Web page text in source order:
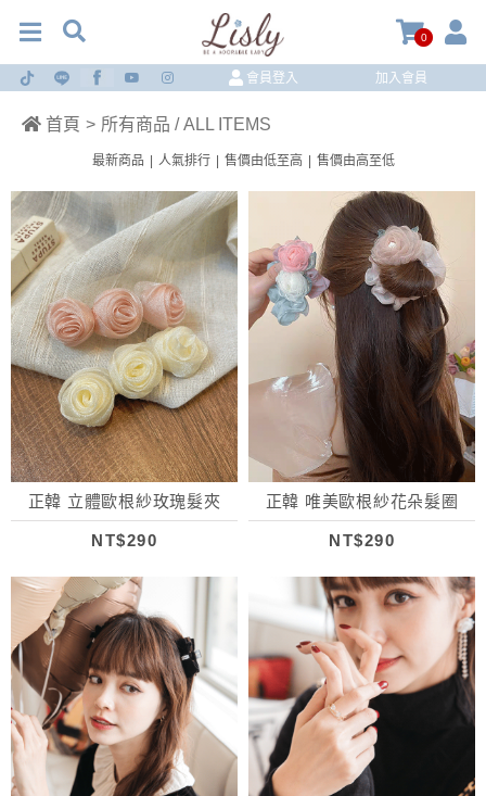
0
會員登入 加入會員
首頁 > 所有商品 / ALL ITEMS
最新商品 人氣排行 售價由低至高 售價由高至低
正韓 立體歐根紗玫瑰髮夾
NT$290
正韓 唯美歐根紗花朵髮圈
NT$290